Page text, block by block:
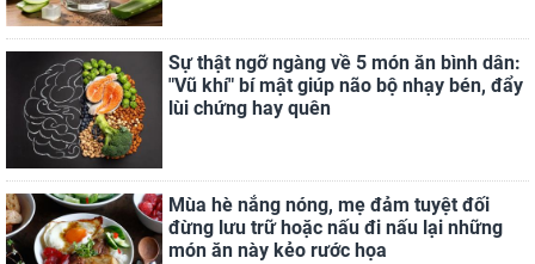
Sự thật ngỡ ngàng về 5 món ăn bình dân:
"Vũ khí" bí mật giúp não bộ nhạy bén, đẩy
lùi chứng hay quên
Mùa hè nắng nóng, mẹ đảm tuyệt đối
đừng lưu trữ hoặc nấu đi nấu lại những
món ăn này kẻo rước họa